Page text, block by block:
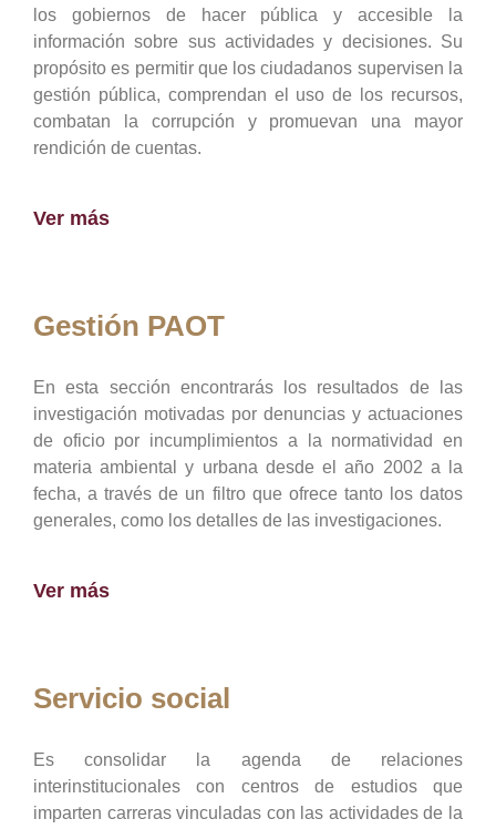
los gobiernos de hacer pública y accesible la
información sobre sus actividades y decisiones. Su
propósito es permitir que los ciudadanos supervisen la
gestión pública, comprendan el uso de los recursos,
combatan la corrupción y promuevan una mayor
rendición de cuentas.
Ver más
Gestión PAOT
En esta sección encontrarás los resultados de las
investigación motivadas por denuncias y actuaciones
de oficio por incumplimientos a la normatividad en
materia ambiental y urbana desde el año 2002 a la
fecha, a través de un filtro que ofrece tanto los datos
generales, como los detalles de las investigaciones.
Ver más
Servicio social
Es consolidar la agenda de relaciones
interinstitucionales con centros de estudios que
imparten carreras vinculadas con las actividades de la